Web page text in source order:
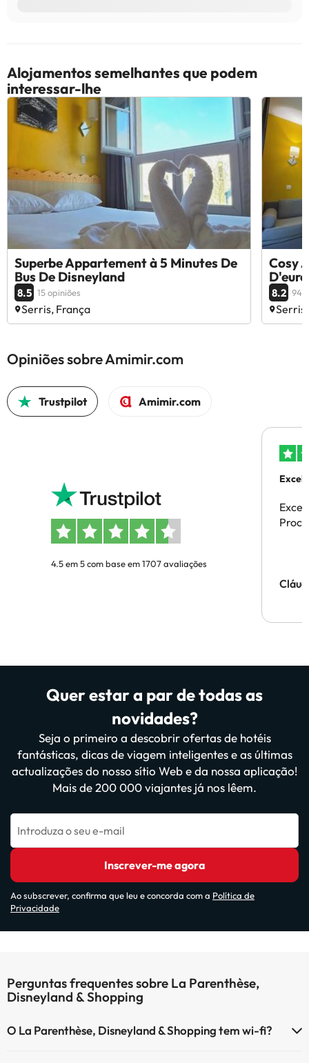
Alojamentos semelhantes que podem
interessar-lhe
Superbe Appartement à 5 Minutes De
Bus De Disneyland
8.5 15 opiniões
Serris, França
Cosy
8.2 94
Opiniões sobre Amimir.com
Trustpilot Amimir.com
4.5 em 5 com base em 1707 avaliações
Quer estar a par de todas as
novidades?
Seja o primeiro a descobrir ofertas de hotéis
fantásticas, dicas de viagem inteligentes e as últimas
actualizações do nosso sítio Web e da nossa aplicação!
Mais de 200 000 viajantes já nos lêem.
Introduza o seu e-mail
Inscrever-me agora
Ao subscrever, confirma que leu e concorda com a Política de
Privacidade
Perguntas frequentes sobre La Parenthèse,
Disneyland & Shopping
O La Parenthèse, Disneyland & Shopping tem wi-fi?